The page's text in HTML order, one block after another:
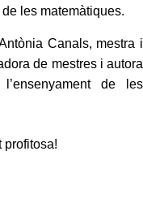
les matemàtiques.
Canals, mestra i
de mestres i autora
de les
profitosa!